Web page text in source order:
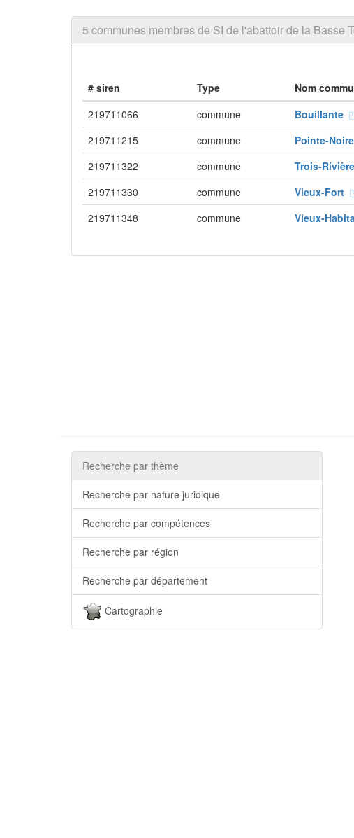
5 communes membres de SI de l'abattoir de la Basse
# siren Type Nom
219711066
commune Bouillante
219711215
commune Pointe-Noire
219711322
commune Trois-
219711330
commune Vieux-Fort
219711348
commune Vieux-
Recherche par thème
Recherche par nature juridique
Recherche par compétences
Recherche par région
Recherche par département
Cartographie